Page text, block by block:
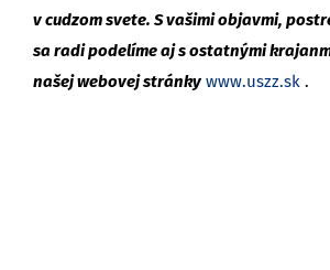
v cudzom svete. S vašimi objavmi,
sa radi podelíme aj s ostatnými
našej webovej stránky www.uszz.sk .